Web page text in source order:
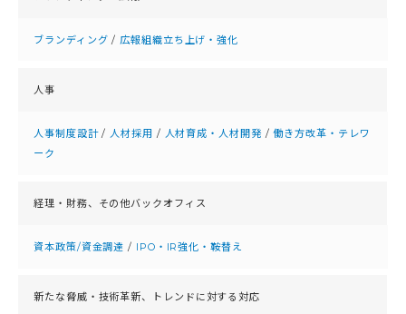
ブランディング / 広報組織立ち上げ・強化
人事
人事制度設計/ 人材採用 / 人材育成・人材開発/働き方改革・テレワ
ーク
経理・財務、 その他バックオフィス
資本政策/資金調達 / IPO・IR強化・鞍替え
新たな脅威・技術革新、 トレンドに対する対応